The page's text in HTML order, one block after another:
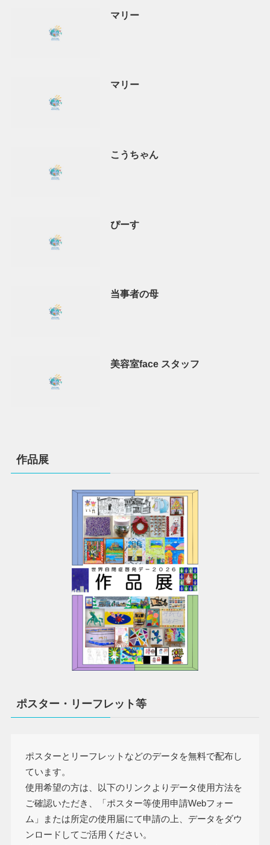
マリー
マリー
こうちゃん
ぴーす
当事者の母
美容室face スタッフ
作品展
ポスター・リーフレット等
ポスターとリーフレットなどのデータを無料で配布し
ています。
使用希望の方は、以下のリンクよりデータ使用方法を
ご確認いただき、「ポスター等使用申請Webフォー
ム」または所定の使用届にて申請の上、データをダウ
ンロードしてご活用ください。